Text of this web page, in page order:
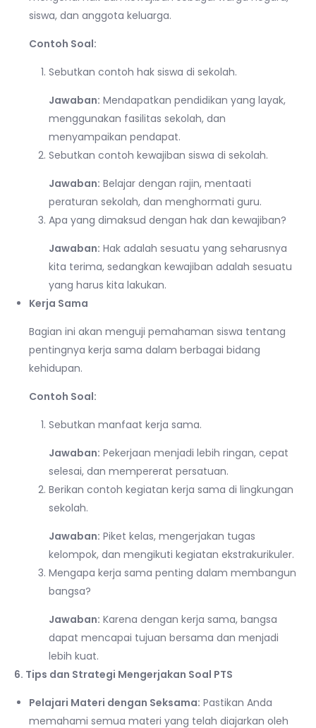
siswa, dan anggota keluarga.
Contoh Soal:
Sebutkan contoh hak siswa di sekolah.
Jawaban: Mendapatkan pendidikan yang layak,
menggunakan fasilitas sekolah, dan
menyampaikan pendapat.
Sebutkan contoh kewajiban siswa di sekolah.
Jawaban: Belajar dengan rajin, mentaati
peraturan sekolah, dan menghormati guru.
Apa yang dimaksud dengan hak dan kewajiban?
Jawaban: Hak adalah sesuatu yang seharusnya
kita terima, sedangkan kewajiban adalah sesuatu
yang harus kita lakukan.
Kerja Sama
Bagian ini akan menguji pemahaman siswa tentang
pentingnya kerja sama dalam berbagai bidang
kehidupan.
Contoh Soal:
Sebutkan manfaat kerja sama.
Jawaban: Pekerjaan menjadi lebih ringan, cepat
selesai, dan mempererat persatuan.
Berikan contoh kegiatan kerja sama di lingkungan
sekolah.
Jawaban: Piket kelas, mengerjakan tugas
kelompok, dan mengikuti kegiatan ekstrakurikuler.
Mengapa kerja sama penting dalam membangun
bangsa?
Jawaban: Karena dengan kerja sama, bangsa
dapat mencapai tujuan bersama dan menjadi
lebih kuat.
6. Tips dan Strategi Mengerjakan Soal PTS
Pelajari Materi dengan Seksama: Pastikan Anda
memahami semua materi yang telah diajarkan oleh